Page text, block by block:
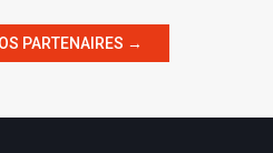
PARTENAIRES →